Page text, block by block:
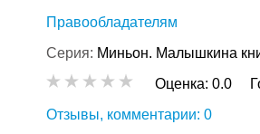
Правообладателям
Серия: Миньон. Малышкина
Оценка: 0.0
Отзывы, комментарии: 0